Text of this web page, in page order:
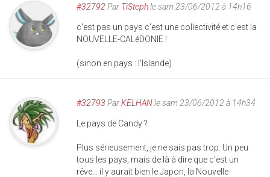
#32792 Par TiStephle sam 23/06/2012 à 14h16
c'est pas un pays c'est une collectivité et c'est la
NOUVELLE-CALéDONIE !
(sinon en pays : l'Islande)
#32793 ParKELHANle sam 23/06/2012 à 14h34
Le pays de Candy ?
Plus sérieusement, je ne sais pas trop. Un peu
tous les pays, mais de là à dire que c'est un
rêve... il y aurait bien le Japon, la Nouvelle